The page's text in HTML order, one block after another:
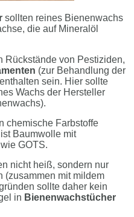
sollten reines Bienenwachs
die auf Mineralöl
Rückstände von Pestiziden,
(zur Behandlung der
sein. Hier sollte
Wachs der Hersteller
chemische Farbstoffe
Baumwolle mit
GOTS.
nicht heiß, sondern nur
(zusammen mit mildem
sollte daher kein
in Bienenwachstücher